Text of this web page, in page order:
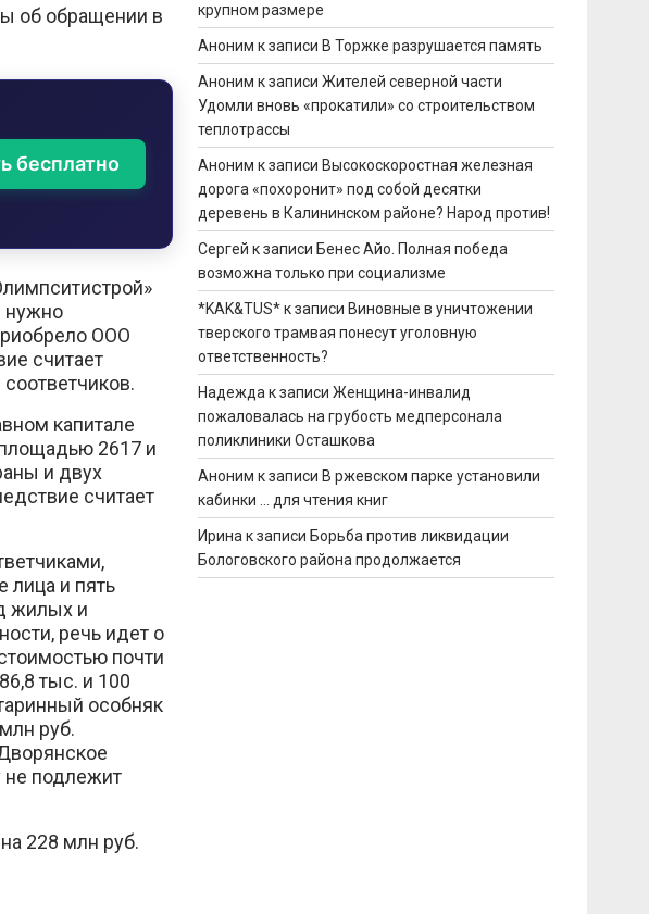
об обращении в
бесплатно
нужно
ООО
считает
капитале
2617 и
и двух
считает
лица и пять
жилых и
речь идет о
почти
тыс. и 100
особняк
руб.
не подлежит
228 млн руб.
крупном размере
Аноним к записи В Торжке разрушается память
Аноним к записиЖителей северной части
Удомли вновь «прокатили» со строительством
теплотрассы
Аноним к записи Высокоскоростная железная
дорога «похоронит» под собой десятки
деревень в Калининском районе? Народ против!
Сергей к записи Бенес Айо. Полная победа
возможна только при социализме
*KAK&TUS*к записи Виновные в уничтожении
тверского трамвая понесут уголовную
ответственность?
Надежда к записиЖенщина-инвалид
пожаловалась на грубость медперсонала
поликлиники Осташкова
Аноним к записи В ржевском парке установили
кабинки … для чтения книг
Ирина к записи Борьба против ликвидации
Бологовского района продолжается